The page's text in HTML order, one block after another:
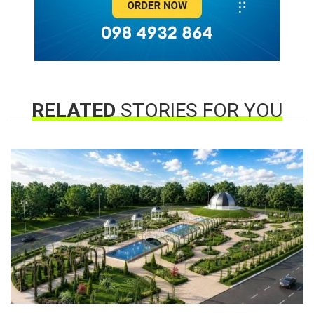
RELATEDSTORIES FOR YOU